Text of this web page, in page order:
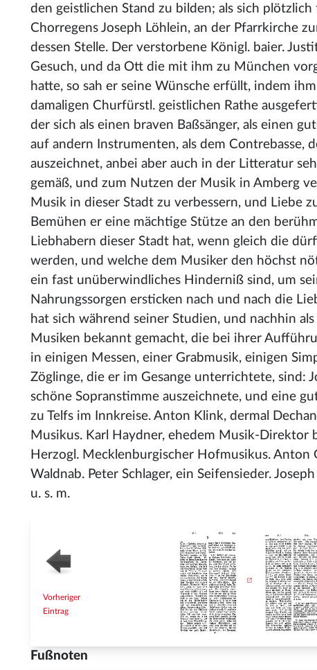
den geistlichen Stand zu bilden; als sich
Chorregens Joseph Löhlein, an der Pfarrkirche
dessen Stelle. Der verstorbene Königl. baier.
Gesuch, und da Ott die mit ihm zu München
hatte, so sah er seine Wünsche erfüllt, indem
damaligen Churfürstl. geistlichen Rathe
der sich als einen braven Baßsänger, als einen
auf andern Instrumenten, als dem Contrebasse,
auszeichnet, anbei aber auch in der Litteratur
gemäß, und zum Nutzen der Musik in Amberg
Musik in dieser Stadt zu verbessern, und Liebe
Bemühen er eine mächtige Stütze an den
Liebhabern dieser Stadt hat, wenn gleich die
werden, und welche dem Musiker den höchst
ein fast unüberwindliches Hinderniß sind, um
Nahrungssorgen ersticken nach und nach die
hat sich während seiner Studien, und nachhin
Musiken bekannt gemacht, die bei ihrer
in einigen Messen, einer Grabmusik, einigen
Zöglinge, die er im Gesange unterrichtete, sind:
schöne Sopranstimme auszeichnete, und eine
zu Telfs im Innkreise. Anton Klink, dermal
Musikus. Karl Haydner, ehedem Musik-
Herzogl. Mecklenburgischer Hofmusikus. Anton
Waldnab. Peter Schlager, ein Seifensieder.
u. s. m.
Vorheriger
Eintrag
Fußnoten